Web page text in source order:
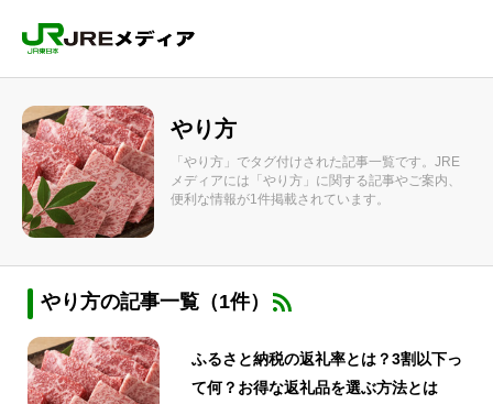
やり方
「やり方」でタグ付けされた記事一覧です。JRE
メディアには「やり方」に関する記事やご案内、
便利な情報が1件掲載されています。
やり方の記事一覧（1件）
ふるさと納税の返礼率とは？3割以下っ
て何？お得な返礼品を選ぶ方法とは